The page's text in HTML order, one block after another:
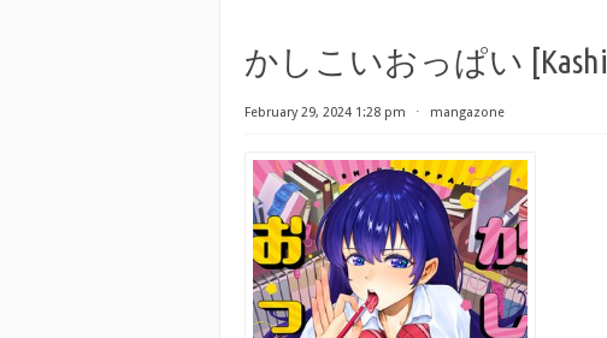
かしこいおっぱい
February 29, 2024 1:28 pm ⋅ mangazone